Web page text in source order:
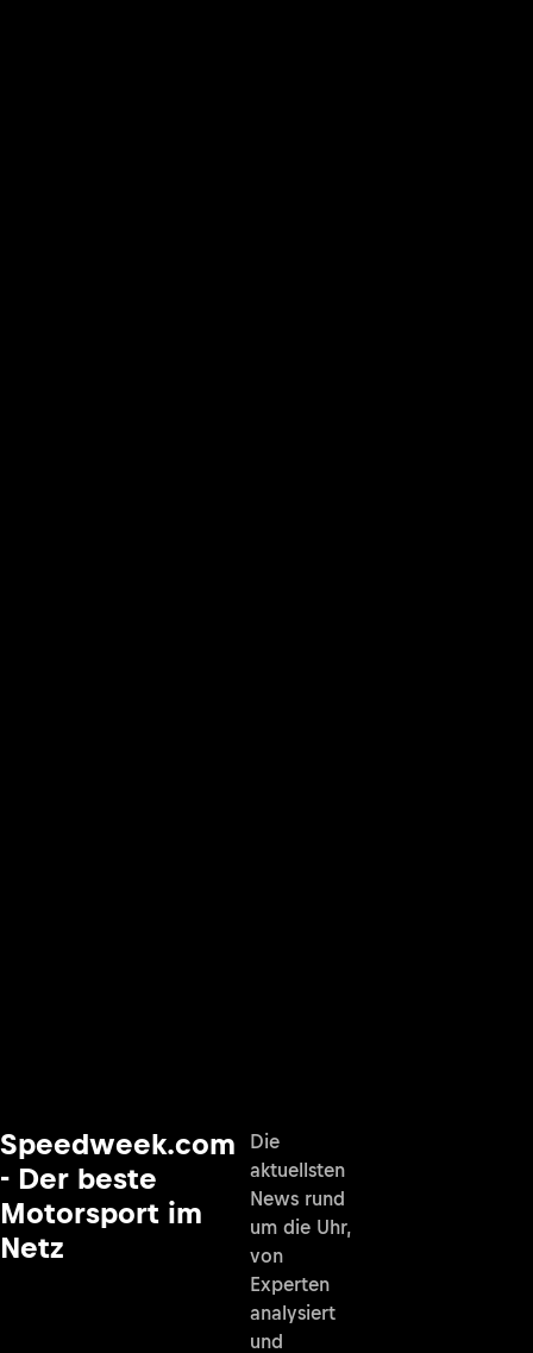
Speedweek.com
- Der beste
Motorsport im
Netz
Die
aktuellsten
News rund
um die Uhr,
von
Experten
analysiert
und